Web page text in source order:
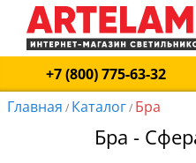
+7 (800) 775-63-32
Главная / Каталог/ Бра
Бра -